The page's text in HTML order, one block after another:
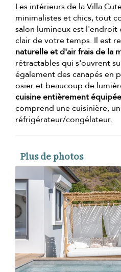
Les intérieurs de la Villa
minimalistes et chics, tout
salon lumineux est l'endroit
clair de votre temps. Il est
naturelle et d'air frais de la
rétractables qui s'ouvrent
également des canapés en
osier et beaucoup de
cuisine entièrement équipée
comprend une cuisinière,
réfrigérateur/congélateur.
Plus de photos